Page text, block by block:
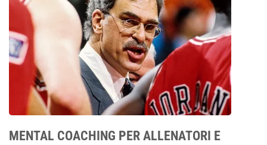
MENTAL COACHING PER ALLENATORI E